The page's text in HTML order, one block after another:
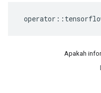
operator ::
Apakah